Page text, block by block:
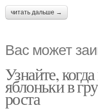
читать дальше →
Вас может
Узнайте,
яблоньки в
роста